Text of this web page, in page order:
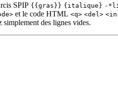
SPIP {{gras}} {italique} -
et le code HTML <q> <del>
simplement des lignes vides.